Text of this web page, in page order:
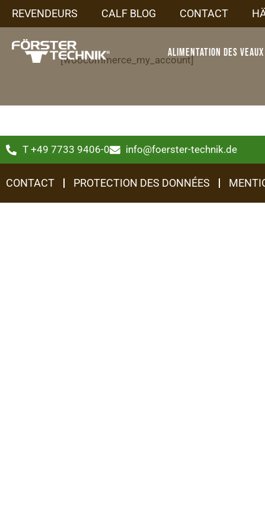
REVENDEURS CALF BLOG CONTACT
Alimentation des veaux
[woocommerce_my_account]
T +49 7733 9406-0 info@foerster-technik.de
CONTACT PROTECTION DES DONNÉES